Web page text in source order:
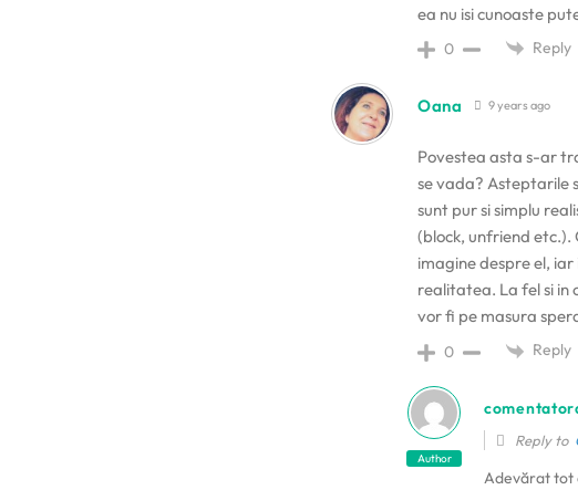
ea nu isi cunoaste
0 Reply
Oana 9 years ago
Povestea asta s-ar
se vada? Asteptarile
sunt pur si simplu
(block, unfriend
imagine despre el,
realitatea. La fel si in
vor fi pe masura
0 Reply
Author
Reply to
Adevărat tot